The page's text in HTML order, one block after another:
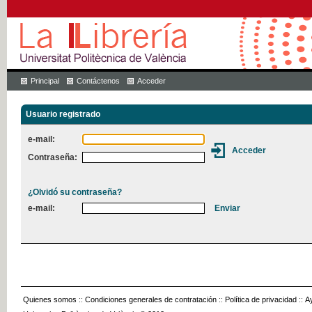
Principal Contáctenos Acceder
Usuario registrado
e-mail:
Contraseña:
¿Olvidó su contraseña?
e-mail:
Quienes somos :: Condiciones generales de contratación :: Política de privacidad ::